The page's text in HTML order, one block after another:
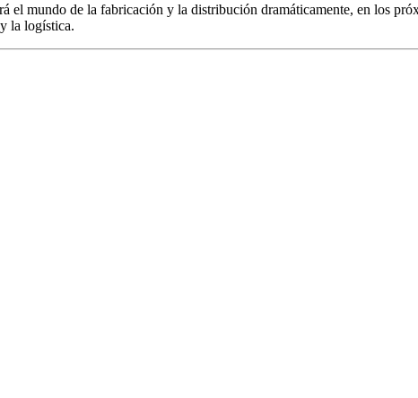
el mundo de la fabricación y la distribución dramáticamente, en los
la logística.